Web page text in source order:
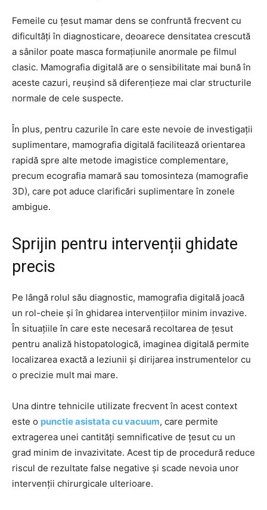
Femeile cu țesut mamar dens se confruntă frecvent cu
dificultăți în diagnosticare, deoarece densitatea crescută
a sânilor poate masca formațiunile anormale pe filmul
clasic. Mamografia digitală are o sensibilitate mai bună în
aceste cazuri, reușind să diferențieze mai clar structurile
normale de cele suspecte.
În plus, pentru cazurile în care este nevoie de investigații
suplimentare, mamografia digitală facilitează orientarea
rapidă spre alte metode imagistice complementare,
precum ecografia mamară sau tomosinteza (mamografie
3D), care pot aduce clarificări suplimentare în zonele
ambigue.
Sprijin pentru intervenții ghidate
precis
Pe lângă rolul său diagnostic, mamografia digitală joacă
un rol-cheie și în ghidarea intervențiilor minim invazive.
În situațiile în care este necesară recoltarea de țesut
pentru analiză histopatologică, imaginea digitală permite
localizarea exactă a leziunii și dirijarea instrumentelor cu
o precizie mult mai mare.
Una dintre tehnicile utilizate frecvent în acest context
este o punctie asistata cu vacuum, care permite
extragerea unei cantități semnificative de țesut cu un
grad minim de invazivitate. Acest tip de procedură reduce
riscul de rezultate false negative și scade nevoia unor
intervenții chirurgicale ulterioare.